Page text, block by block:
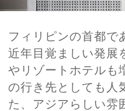
フィリピンの首都で
近年目覚ましい発展
やリゾートホテルも
の行き先としても人
た、アジアらしい雰